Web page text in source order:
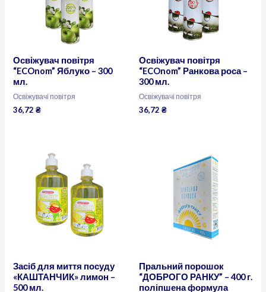
Освіжувач повітря
“ECOnom” Яблуко – 300
мл.
Освіжувачі повітря
36,72₴
Освіжувач повітря
“ECOnom” Ранкова роса –
300 мл.
Освіжувачі повітря
36,72 ₴
Засіб для миття посуду
«КАШТАНЧИК» лимон –
500 мл.
Пральний порошок
“ДОБРОГО РАНКУ” – 400 г.
поліпшена формула